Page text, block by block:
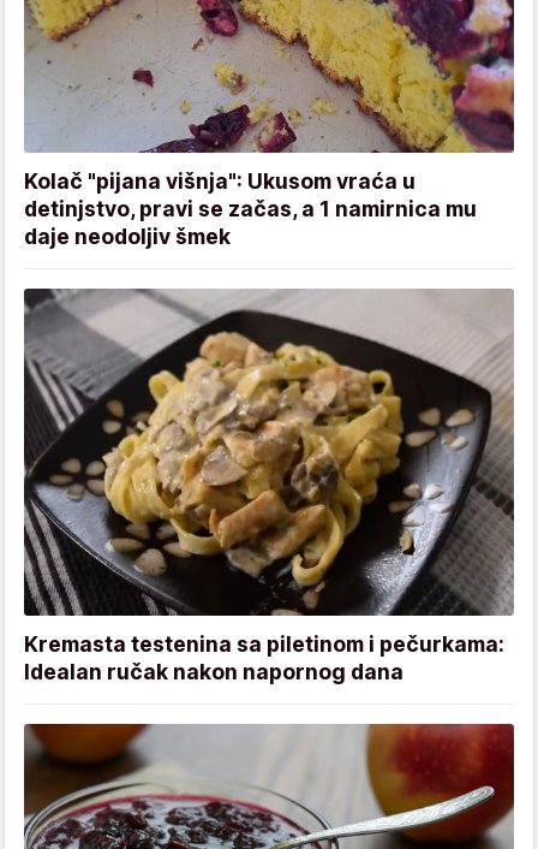
Kolač "pijana višnja": Ukusom vraća u
detinjstvo, pravi se začas, a 1 namirnica mu
daje neodoljiv šmek
Kremasta testenina sa piletinom i pečurkama:
Idealan ručak nakon napornog dana